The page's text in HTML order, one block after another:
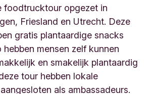
foodtrucktour opgezet in
Friesland en Utrecht. Deze
gratis plantaardige snacks
hebben mensen zelf kunnen
en smakelĳk plantaardig
tour hebben lokale
als ambassadeurs.